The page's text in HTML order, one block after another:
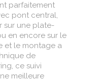
parfaitement
pont central,
sur une plate-
en encore sur le
et le montage a
de
ce suivi
meilleure